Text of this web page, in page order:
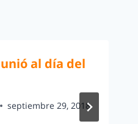
al día del
septiembre 29, 2018